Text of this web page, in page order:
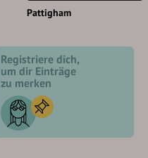
Pattigham
Registriere dich,
um dir Einträge
zu merken